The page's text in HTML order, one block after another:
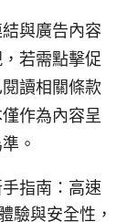
與廣告內容
若需點擊促
讀相關條款
作為內容呈
。
指南：高速
驗與安全性，